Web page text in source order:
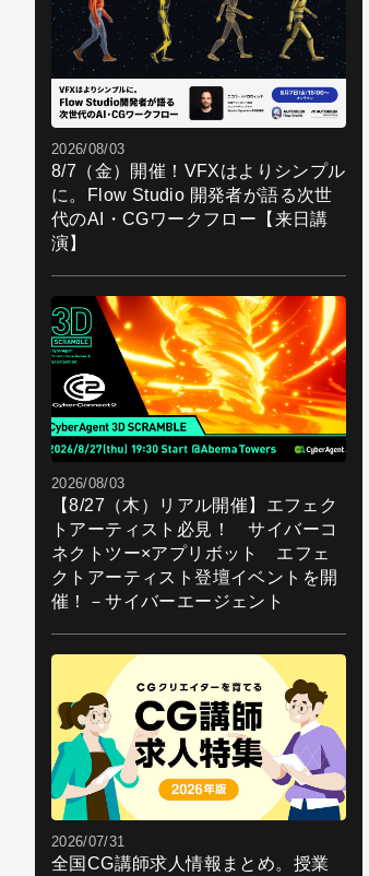
2026/08/03
8/7（金）開催！VFXはよりシンプル
に。Flow Studio 開発者が語る次世
代のAI・CGワークフロー【来日講
演】
2026/08/03
【8/27（木）リアル開催】エフェク
トアーティスト必見！ サイバーコ
ネクトツー×アプリボット エフェ
クトアーティスト登壇イベントを開
催！－サイバーエージェント
2026/07/31
全国CG講師求人情報まとめ。授業